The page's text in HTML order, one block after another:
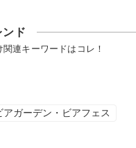
ンド
連キーワードはコレ！
アガーデン・ビアフェス